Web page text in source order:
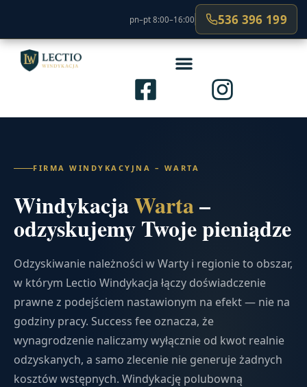
pn–pt 8:00–16:00 536 396 199
FIRMA WINDYKACYJNA – WARTA
WindykacjaWarta–
odzyskujemy Twoje pieniądze
Odzyskiwanie należności w Warty i regionie to obszar,
w którym Lectio Windykacja łączy doświadczenie
prawne z podejściem nastawionym na efekt — nie na
godziny pracy. Success fee oznacza, że
wynagrodzenie naliczamy wyłącznie od kwot realnie
odzyskanych, a samo zlecenie nie generuje żadnych
kosztów wstępnych. Windykację polubowną